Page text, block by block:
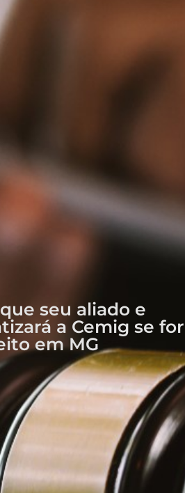
seu aliado e
a Cemig se for
em MG